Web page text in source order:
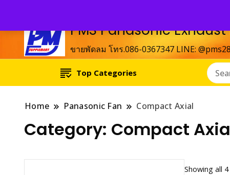
PMS Panasonic Exhaust
ขายพัดลม โทร.086-0367347 LINE:
Top Categories
Home Panasonic Fan Compact Axial
Category: Compact
Showing all